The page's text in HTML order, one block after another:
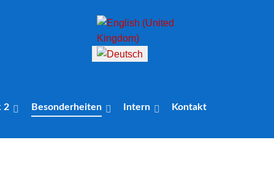
Sprache auswählen
2 Besonderheiten Intern Kontakt